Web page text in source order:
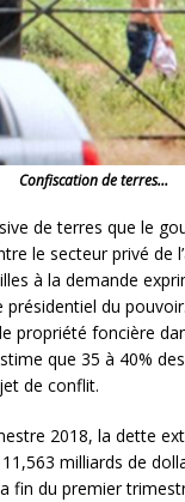
Confiscation de terres…
de terres que le
le secteur privé de
à la demande
présidentiel du
propriété foncière
que 35 à 40%
de conflit.
2018, la dette
milliards de
fin du premier